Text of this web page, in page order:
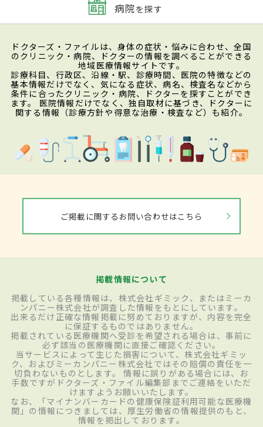
病院を探す
ドクターズ・ファイルは、身体の症状・悩みに合わせ、全国
のクリニック・病院、ドクターの情報を調べることができる
地域医療情報サイトです。
診療科目、行政区、沿線・駅、診療時間、医院の特徴などの
基本情報だけでなく、気になる症状、病名、検査名などから
条件に合ったクリニック・病院、ドクターを探すことができ
ます。 医院情報だけでなく、独自取材に基づき、ドクターに
関する情報（診療方針や得意な治療・検査など）も紹介。
ご掲載に関するお問い合わせはこちら
掲載情報について
掲載している各種情報は、株式会社ギミック、またはミーカ
ンパニー株式会社が調査した情報をもとにしています。
出来るだけ正確な情報掲載に努めておりますが、内容を完全
に保証するものではありません。
掲載されている医療機関へ受診を希望される場合は、事前に
必ず該当の医療機関に直接ご確認ください。
当サービスによって生じた損害について、株式会社ギミッ
ク、およびミーカンパニー株式会社ではその賠償の責任を一
切負わないものとします。 情報に誤りがある場合には、お
手数ですがドクターズ・ファイル編集部までご連絡をいただ
けますようお願いいたします。
なお、「マイナンバーカードの健康保険証利用可能な医療機
関」の情報につきましては、厚生労働省の情報提供のもと、
情報を掲出しております。